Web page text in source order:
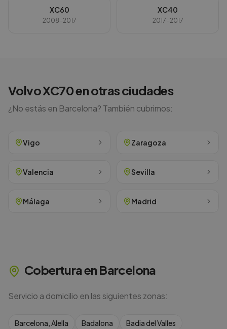
XC60
2008-2017
XC40
2017-2017
VolvoXC70en otras ciudades
¿No estás en Barcelona? También cubrimos:
Vigo Zaragoza
Valencia Sevilla
Málaga Madrid
Cobertura enBarcelona
Servicio a domicilio en las siguientes zonas:
Barcelona, Alella Badalona
Badia del Valles